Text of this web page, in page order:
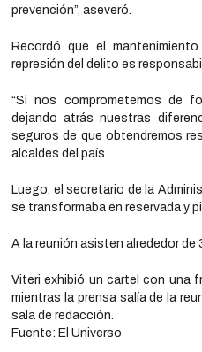
prevención”, aseveró.
Recordó que el
represión del delito es
“Si nos comprometemos de
dejando atrás nuestras
seguros de que obtendremos
alcaldes del país.
Luego, el secretario de la
se transformaba en reservada y
A la reunión asisten alrededor de
Viteri exhibió un cartel con una
mientras la prensa salía de la
sala de redacción.
Fuente: El Universo